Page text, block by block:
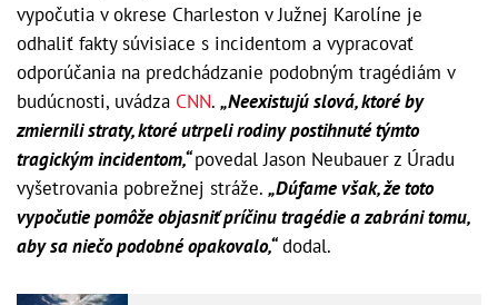
vypočutia v okrese Charleston v Južnej Karolíne je
odhaliť fakty súvisiace s incidentom a vypracovať
odporúčania na predchádzanie podobným tragédiám v
budúcnosti, uvádza CNN. „Neexistujú slová, ktoré by
zmiernili straty, ktoré utrpeli rodiny postihnuté týmto
tragickým incidentom,“povedal Jason Neubauer z Úradu
vyšetrovania pobrežnej stráže. „Dúfame však, že toto
vypočutie pomôže objasniť príčinu tragédie a zabráni tomu,
aby sa niečo podobné opakovalo,“dodal.